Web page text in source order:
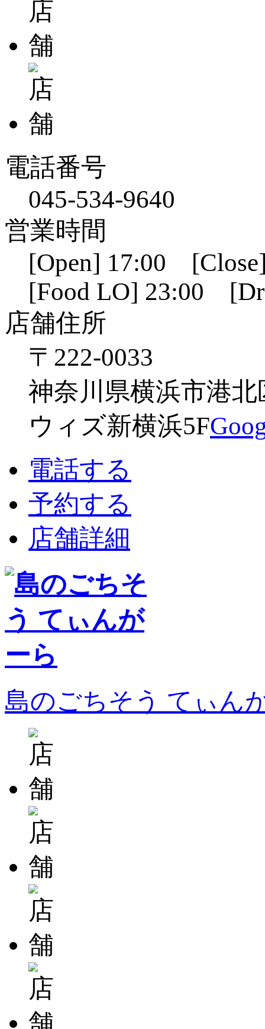
電話番号
045-534-9640
営業時間
[Open] 17:00
[Food LO] 23:00
店舗住所
〒222-0033
神奈川県横浜市港北
ウィズ新横浜5F
電話する
予約する
店舗詳細
島のごちそう てぃん